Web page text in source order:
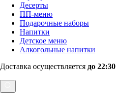
Десерты
ПП-меню
Подарочные наборы
Напитки
Детское меню
Алкогольные напитки
Доставка осуществляется до 22:30